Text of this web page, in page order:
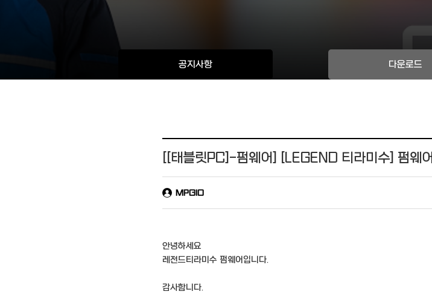
공지사항 다운로드
[[태블릿PC]-펌웨어] [LEGEND 티라미수] 펌웨어
MPGIO
안녕하세요
레전드티라미수 펌웨어입니다.
감사합니다.